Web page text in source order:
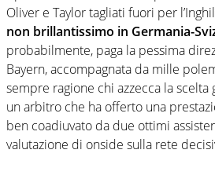
Oliver e Taylor tagliati fuori per
non brillantissimo in Germania-
probabilmente, paga la pessima
Bayern, accompagnata da mille
sempre ragione chi azzecca la scelta
un arbitro che ha offerto una
ben coadiuvato da due ottimi
valutazione di onside sulla rete